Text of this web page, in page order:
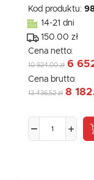
Kod produktu:
14-21 dni
150.00 zł
Cena netto:
10 924,00 zł 6
Cena brutto:
13 436,52 zł 8